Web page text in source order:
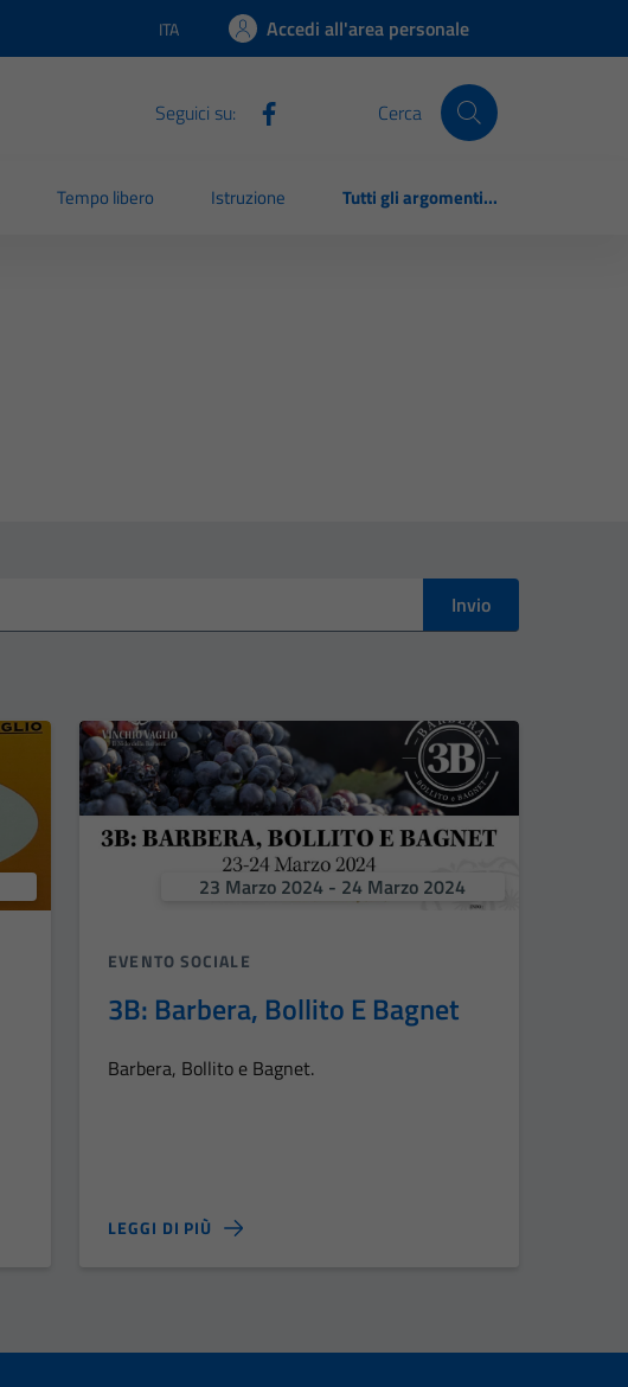
Lingua attiva:
ITA Accedi all'area personale
Seguici su: Cerca
Tempo libero Istruzione Tutti gli argomenti...
Invio
23 Marzo 2024 - 24 Marzo 2024
EVENTO SOCIALE
3B: Barbera, Bollito E Bagnet
Barbera, Bollito e Bagnet.
LEGGI DI PIÙ